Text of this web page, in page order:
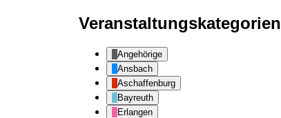
2024
2024
2024
Veranstaltungskategorien
Angehörige
Ansbach
Aschaffenburg
Bayreuth
Erlangen